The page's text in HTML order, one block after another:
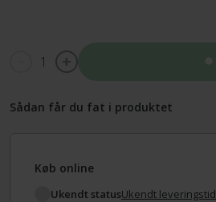
1
Sådan får du fat i produktet
Køb online
Ukendt statusUkendt leveringstid